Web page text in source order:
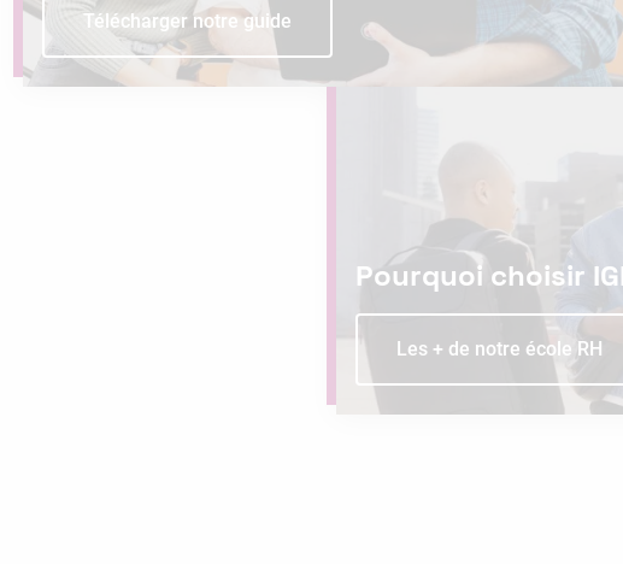
Télécharger notre guide
Pourquoi choisir
Les + de notre école RH